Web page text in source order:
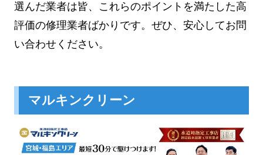
選んだ業者は皆、これらのポイントを満たした高
評価の修理業者ばかりです。ぜひ、安心してお問
い合わせください。
マルキンクリーン